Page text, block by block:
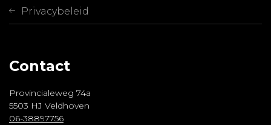
Privacybeleid
Contact
Provincialeweg 74a
5503 HJ Veldhoven
06-38897756